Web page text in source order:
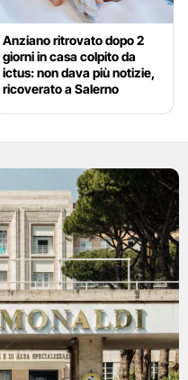
Anziano ritrovato dopo 2
giorni in casa colpito da
ictus: non dava più notizie,
ricoverato a Salerno